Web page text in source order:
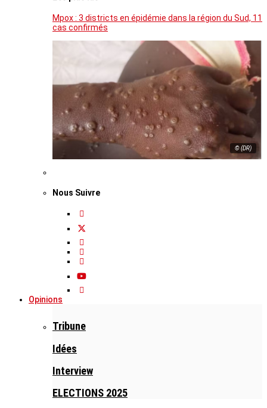
Mpox : 3 districts en épidémie dans la région du Sud, 11
cas confirmés
© (DR)
Nous Suivre
Opinions
Tribune
Idées
Interview
ELECTIONS 2025